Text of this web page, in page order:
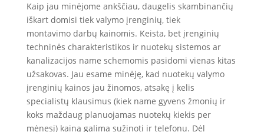
Kaip jau minėjome ankščiau, daugelis skambinančių
iškart domisi tiek valymo įrenginių, tiek
montavimo darbų kainomis. Keista, bet įrenginių
techninės charakteristikos ir nuotekų sistemos ar
kanalizacijos name schemomis pasidomi vienas kitas
užsakovas. Jau esame minėję, kad nuotekų valymo
įrenginių kainos jau žinomos, atsakę į kelis
specialistų klausimus (kiek name gyvens žmonių ir
koks maždaug planuojamas nuotekų kiekis per
mėnesį) kainą galima sužinoti ir telefonu. Dėl